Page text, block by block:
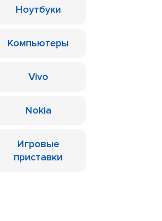
Ноутбуки
Компьютеры
Vivo
Nokia
Игровые
приставки